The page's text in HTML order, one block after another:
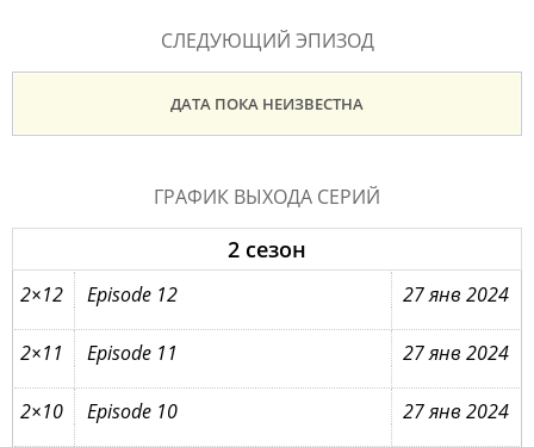
СЛЕДУЮЩИЙ ЭПИЗОД
ДАТА ПОКА НЕИЗВЕСТНА
ГРАФИК ВЫХОДА СЕРИЙ
2 сезон
2×12 Episode 12 27 янв 2024
2×11 Episode 11 27 янв 2024
2×10 Episode 10 27 янв 2024